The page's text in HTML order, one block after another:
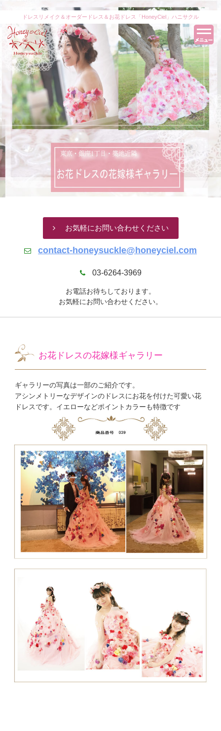
ドレスリメイク＆オーダードレス＆お花ドレス「HoneyCiel」ハニサクル
お気軽にお問い合わせください
contact-honeysuckle@honeyciel.com
03-6264-3969
お電話お待ちしております。
お気軽にお問い合わせください。
お花ドレスの花嫁様ギャラリー
ギャラリーの写真は一部のご紹介です。
アシンメトリーなデザインのドレスにお花を付けた可愛い花
ドレスです。イエローなどポイントカラーも特徴です